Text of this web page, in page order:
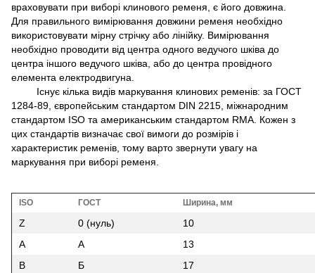
враховувати при виборі клинового ременя, є його довжина.
Для правильного вимірювання довжини ременя необхідно
використовувати мірну стрічку або лінійку. Вимірювання
необхідно проводити від центра одного ведучого шківа до
центра іншого ведучого шківа, або до центра провідного
елемента електродвигуна.
Існує кілька видів маркування клинових ременів: за ГОСТ
1284-89, європейським стандартом DIN 2215, міжнародним
стандартом ISO та американським стандартом RMA. Кожен з
цих стандартів визначає свої вимоги до розмірів і
характеристик ременів, тому варто звернути увагу на
маркування при виборі ременя.
ISO ГОСТ Ширина, мм
Z 0 (нуль)
10
A
A
13
B
Б
17